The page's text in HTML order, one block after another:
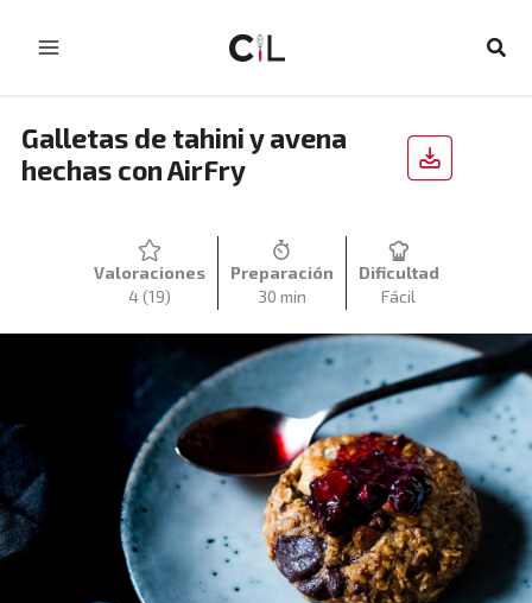
Galletas de tahini y avena
hechas con AirFry
Valoraciones
4 (19)
Preparación
30 min
Dificultad
Fácil